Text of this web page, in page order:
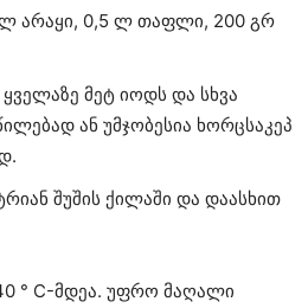
არაყი, 0,5 ლ თაფლი, 200 გრ
მეტ იოდს და სხვა
ან უმჯობესია ხორცსაკეპ
შუშის ქილაში და დაასხით
° C-მდეა. უფრო მაღალი